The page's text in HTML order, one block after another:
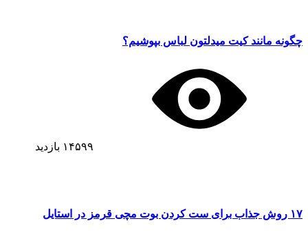
چگونه مانند کیت میدلتون لباس بپوشیم؟
۱۴۵۹۹ بازدید
۱۷ روش جذاب برای ست کردن بوت مچی قرمز در استایل